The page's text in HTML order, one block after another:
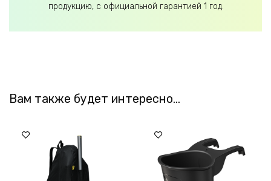
продукцию, с официальной гарантией 1 год.
Вам также будет интересно…